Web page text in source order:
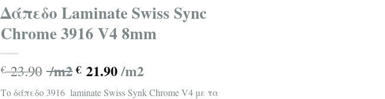
Δάπεδο Laminate Swiss Sync
Chrome 3916 V4 8mm
€23.90 /m2 € 21.90/m2
Tο δάπεδο 3916 laminate Swiss Synk Chrome V4 με τα